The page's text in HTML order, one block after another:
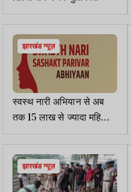
झारखंड न्यूज़
स्वस्थ नारी अभियान से अब
तक 15 लाख से ज्यादा महिलाएं
हुई लाभान्वित
झारखंड न्यूज़